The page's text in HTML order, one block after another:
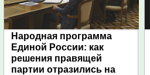
Народная программа
Единой России: как
решения правящей
партии отразились на